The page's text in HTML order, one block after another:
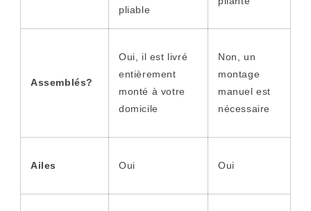
pliable
Assemblés?
Oui, il est livré
entièrement
monté à votre
domicile
Non, un
montage
manuel est
nécessaire
Ailes Oui Oui